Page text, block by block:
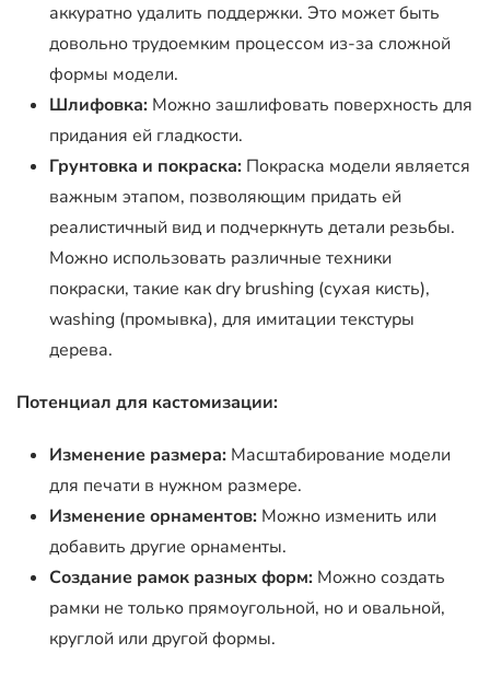
аккуратно удалить поддержки. Это может быть
довольно трудоемким процессом из-за сложной
формы модели.
Шлифовка: Можно зашлифовать поверхность для
придания ей гладкости.
Грунтовка и покраска: Покраска модели является
важным этапом, позволяющим придать ей
реалистичный вид и подчеркнуть детали резьбы.
Можно использовать различные техники
покраски, такие как dry brushing (сухая кисть),
washing (промывка), для имитации текстуры
дерева.
Потенциал для кастомизации:
Изменение размера: Масштабирование модели
для печати в нужном размере.
Изменение орнаментов: Можно изменить или
добавить другие орнаменты.
Создание рамок разных форм: Можно создать
рамки не только прямоугольной, но и овальной,
круглой или другой формы.